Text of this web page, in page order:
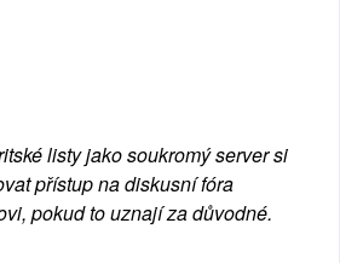
listy jako soukromý server si
přístup na diskusní fóra
pokud to uznají za důvodné.